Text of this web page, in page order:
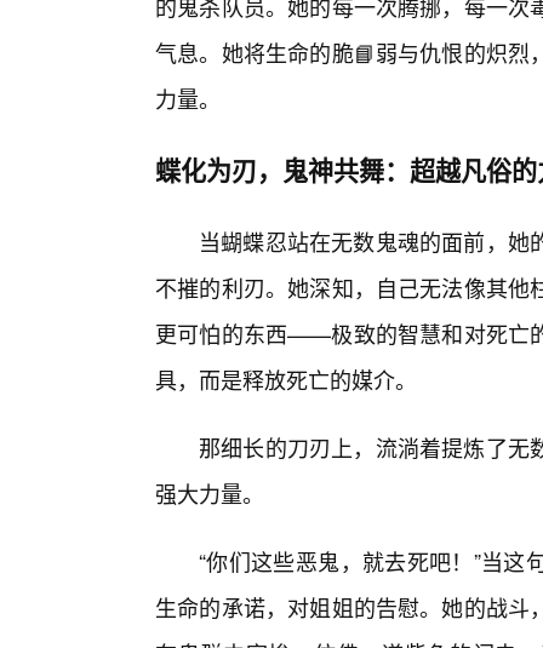
气息。她将生命的脆📘弱与仇恨的炽
力量。
蝶化为刃，鬼神共舞：超越凡俗
当蝴蝶忍站在无数鬼魂的面前，
不摧的利刃。她深知，自己无法像其
更可怕的东西——极致的智慧和对死亡
具，而是释放死亡的媒介。
那细长的刀刃上，流淌着提炼了
强大力量。
“你们这些恶鬼，就去死吧！”当
生命的承诺，对姐姐的告慰。她的战